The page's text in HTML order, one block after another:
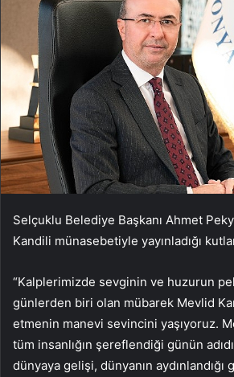
Selçuklu Belediye Başkanı Ahmet
Kandili münasebetiyle yayınladığı
“Kalplerimizde sevginin ve huzurun
günlerden biri olan mübarek Mevlid
etmenin manevi sevincini yaşıyoruz.
tüm insanlığın şereflendiği günün
dünyaya gelişi, dünyanın aydınlandığı